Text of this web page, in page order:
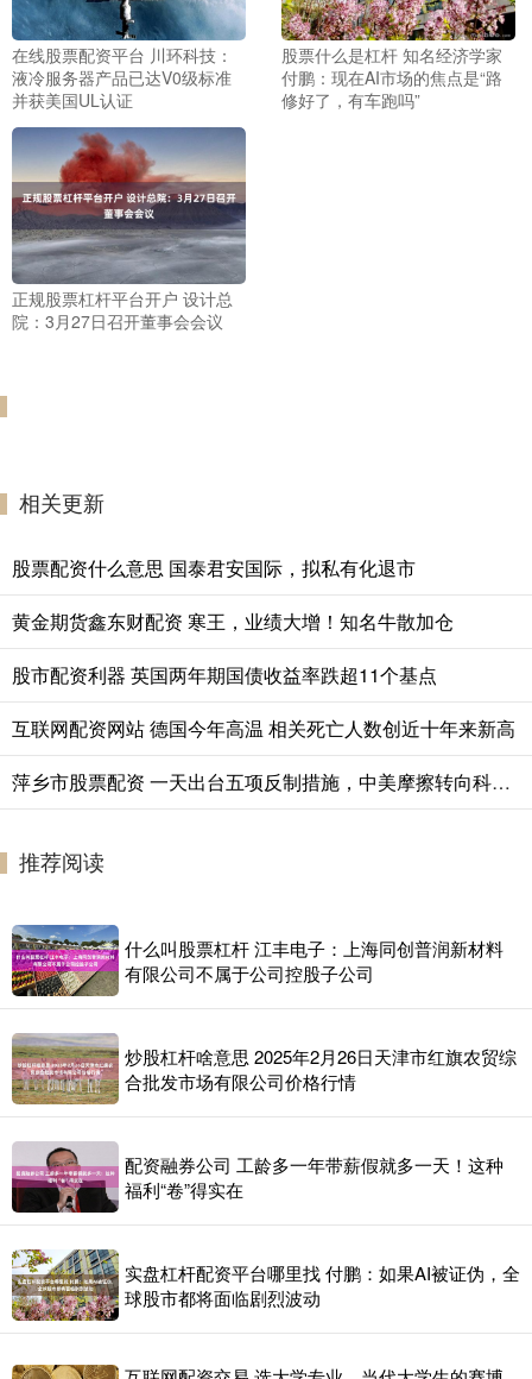
在线股票配资平台 川环科技：
液冷服务器产品已达V0级标准
并获美国UL认证
股票什么是杠杆 知名经济学家
付鹏：现在AI市场的焦点是“路
修好了，有车跑吗”
正规股票杠杆平台开户 设计总
院：3月27日召开董事会会议
相关更新
股票配资什么意思 国泰君安国际，拟私有化退市
黄金期货鑫东财配资 寒王，业绩大增！知名牛散加仓
股市配资利器 英国两年期国债收益率跌超11个基点
互联网配资网站 德国今年高温 相关死亡人数创近十年来新高
萍乡市股票配资 一天出台五项反制措施，中美摩擦转向科技供应链
推荐阅读
什么叫股票杠杆 江丰电子：上海同创普润新材料
有限公司不属于公司控股子公司
炒股杠杆啥意思 2025年2月26日天津市红旗农贸综
合批发市场有限公司价格行情
配资融券公司 工龄多一年带薪假就多一天！这种
福利“卷”得实在
实盘杠杆配资平台哪里找 付鹏：如果AI被证伪，全
球股市都将面临剧烈波动